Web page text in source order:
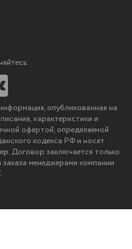
опубликованная на
характеристики и
офертой, определяемой
кодекса РФ и носят
Договор заключается только
менеджерами компании